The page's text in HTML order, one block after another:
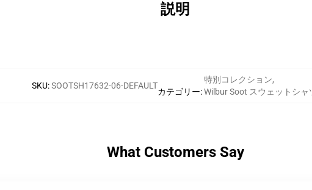
説明
SKU:SOOTSH17632-06-DEFAULT
カテゴリー:
特別コレクション,
Wilbur Soot スウェットシャ
What Customers Say